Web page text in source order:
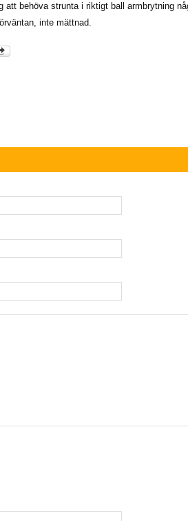
att behöva strunta i riktigt ball armbrytning
inte mättnad.